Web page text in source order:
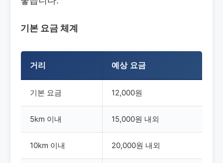
기본 요금 체계
거리 예상 요금
기본 요금 12,000원
5km 이내 15,000원 내외
10km 이내 20,000원 내외